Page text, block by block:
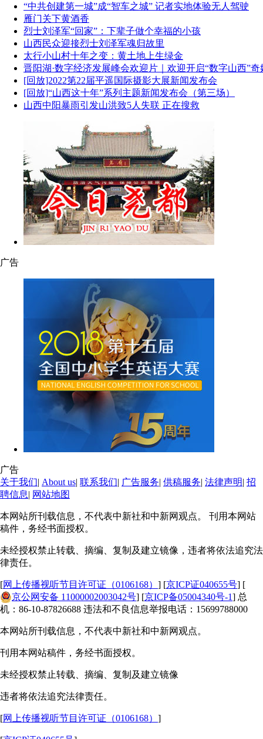
“中共创建第一城”成“智车之城” 记者实地体验无人驾驶
雁门关下黄酒香
烈士刘泽军“回家”：下辈子做个幸福的小孩
山西民众迎接烈士刘泽军魂归故里
太行小山村十年之变：黄土地上生绿金
晋阳湖·数字经济发展峰会欢迎片｜欢迎开启“数字山西”奇
[回放]2022第22届平遥国际摄影大展新闻发布会
[回放]“山西这十年”系列主题新闻发布会（第三场）
山西中阳暴雨引发山洪致5人失联 正在搜救
广告
广告
关于我们| About us| 联系我们| 广告服务| 供稿服务| 法律声明| 招
聘信息| 网站地图
本网站所刊载信息，不代表中新社和中新网观点。 刊用本网站
稿件，务经书面授权。
未经授权禁止转载、摘编、复制及建立镜像，违者将依法追究法
律责任。
[网上传播视听节目许可证（0106168） ] [京ICP证040655号] [
京公网安备 11000002003042号] [京ICP备05004340号-1] 总
机：86-10-87826688 违法和不良信息举报电话：15699788000
本网站所刊载信息，不代表中新社和中新网观点。
刊用本网站稿件，务经书面授权。
未经授权禁止转载、摘编、复制及建立镜像
违者将依法追究法律责任。
[网上传播视听节目许可证（0106168） ]